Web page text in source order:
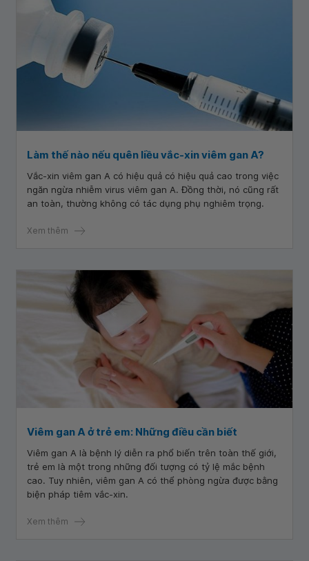
Làm thế nào nếu quên liều vắc-xin viêm gan A?
Vắc-xin viêm gan A có hiệu quả có hiệu quả cao trong việc
ngăn ngừa nhiễm virus viêm gan A. Đồng thời, nó cũng rất
an toàn, thường không có tác dụng phụ nghiêm trọng.
Xem thêm
Viêm gan A ở trẻ em: Những điều cần biết
Viêm gan A là bệnh lý diễn ra phổ biến trên toàn thế giới,
trẻ em là một trong những đối tượng có tỷ lệ mắc bệnh
cao. Tuy nhiên, viêm gan A có thể phòng ngừa được bằng
biện pháp tiêm vắc-xin.
Xem thêm